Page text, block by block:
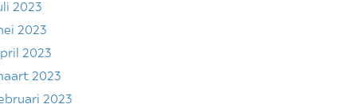
2023
2023
2023
2023
2023